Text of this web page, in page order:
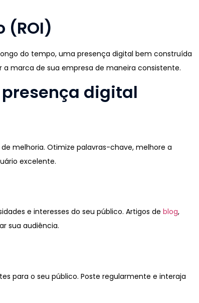
(ROI)
do tempo, uma presença digital bem construída
marca de sua empresa de maneira consistente.
digital
melhoria. Otimize palavras-chave, melhore a
excelente.
e interesses do seu público. Artigos de blog,
sua audiência.
para o seu público. Poste regularmente e interaja